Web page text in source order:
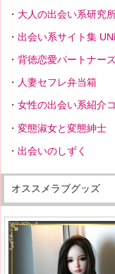
大人の出会い系研究
出会い系サイト集
背徳恋愛パートナー
人妻セフレ弁当箱
女性の出会い系紹介
変態淑女と変態紳士
出会いのしずく
オススメラブグッズ